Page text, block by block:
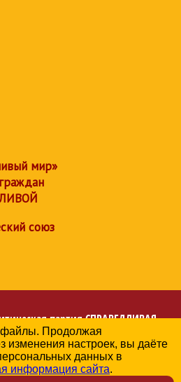
мир»
союз
партияСПРАВЕДЛИВАЯ
РОССИЯ
партии в Калужской области
2006-2026
файлы. Продолжая
изменения настроек, вы даёте
данных в
информация сайта.